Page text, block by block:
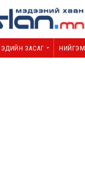
ЭДИЙН ЗАСАГ НИЙГЭМ